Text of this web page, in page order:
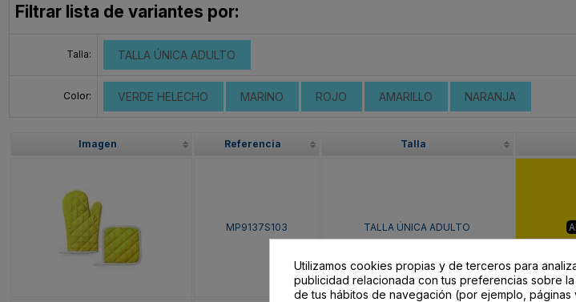
Filtrar lista de variantes por:
Talla: TALLA ÚNICA ADULTO
Color: VERDE HELECHO MARINO ROJO AMARILLO NARANJA
Imagen Referencia Talla
MP9137S103 TALLA ÚNICA ADULTO
Utilizamos cookies propias y de terceros para
publicidad relacionada con tus preferencias sobre
de tus hábitos de navegación (por ejemplo, páginas